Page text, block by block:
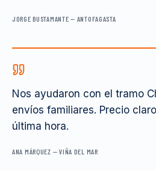
JORGE BUSTAMANTE — ANTOFAGASTA
Nos ayudaron con el tramo
envíos familiares. Precio
última hora.
ANA MÁRQUEZ —VIÑA DEL MAR